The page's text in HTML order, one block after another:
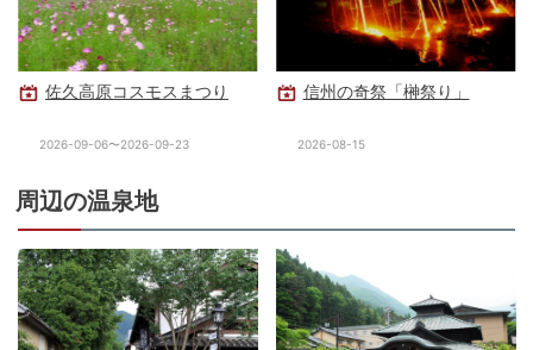
佐久高原コスモスまつり
2026-09-06〜2026-09-23
信州の奇祭「榊祭り」
2026-08-15
周辺の温泉地